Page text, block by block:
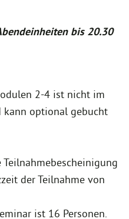
bis 20.30
2-4 ist nicht im
kann optional gebucht
der Teilnahme von
ist 16 Personen.